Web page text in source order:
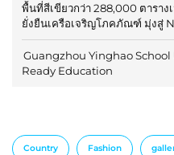
พื้นที่สีเขียวกว่า 288,000 ตารา
ยั่งยืนเครือเจริญโภคภัณฑ์ มุ่งสู่
Guangzhou Yinghao
Ready Education
Country Fashion